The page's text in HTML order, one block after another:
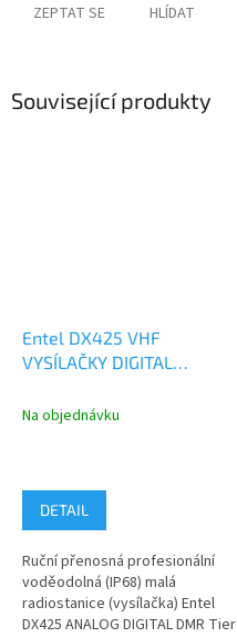
ZEPTAT SE HLÍDAT
Související produkty
Entel DX425 VHF
VYSÍLAČKY DIGITAL
Na objednávku
DETAIL
Ruční přenosná profesionální
voděodolná (IP68) malá
radiostanice (vysílačka) Entel
DX425 ANALOG DIGITAL DMR Tier